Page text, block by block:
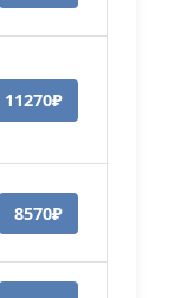
11270₽
8570₽